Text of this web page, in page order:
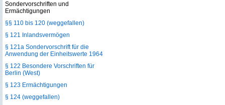
Sondervorschriften und
Ermächtigungen
§§ 110 bis 120 (weggefallen)
§ 121 Inlandsvermögen
§ 121a Sondervorschrift für die
Anwendung der Einheitswerte 1964
§ 122 Besondere Vorschriften für
Berlin (West)
§ 123 Ermächtigungen
§ 124 (weggefallen)